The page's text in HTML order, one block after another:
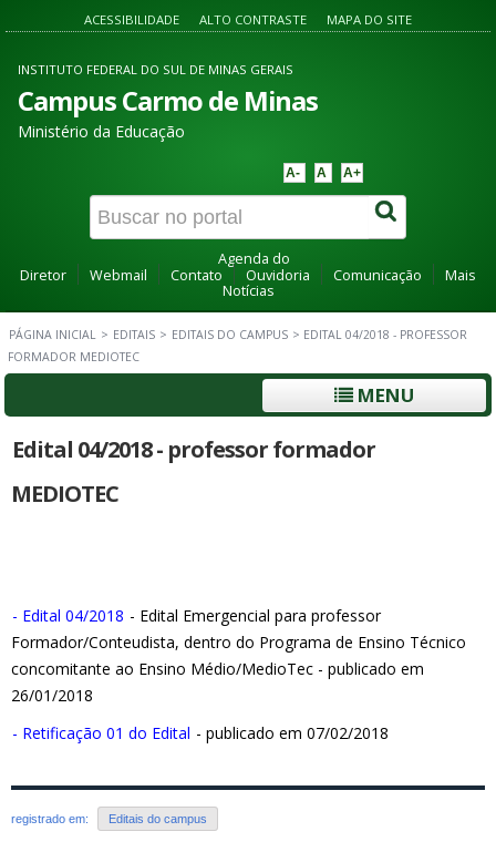
ACESSIBILIDADE ALTO CONTRASTE MAPA DO SITE
INSTITUTO FEDERAL DO SUL DE MINAS GERAIS
Campus Carmo de Minas
Ministério da Educação
A- A A+
Agenda do
Diretor
Webmail Contato Ouvidoria Comunicação
Mais
Notícias
PÁGINA INICIAL > EDITAIS > EDITAIS DO CAMPUS > EDITAL 04/2018 - PROFESSOR
FORMADOR MEDIOTEC
MENU
Edital 04/2018 - professor formador
MEDIOTEC
- Edital 04/2018 - Edital Emergencial para professor
Formador/Conteudista, dentro do Programa de Ensino Técnico
concomitante ao Ensino Médio/MedioTec - publicado em
26/01/2018
- Retificação 01 do Edital - publicado em 07/02/2018
registrado em: Editais do campus